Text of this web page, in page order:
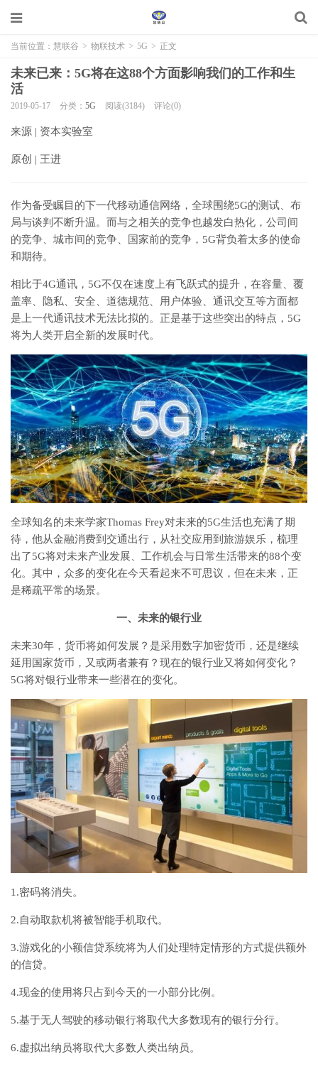
当前位置： 慧联谷 > 物联技术 > 5G > 正文
未来已来：5G将在这88个方面影响我们的工作和生
活
2019-05-17 分类： 5G 阅读(3184) 评论(0)
来源 | 资本实验室
原创 | 王进
作为备受瞩目的下一代移动通信网络，全球围绕5G的测试、布
局与谈判不断升温。而与之相关的竞争也越发白热化，公司间
的竞争、城市间的竞争、国家前的竞争，5G背负着太多的使命
和期待。
相比于4G通讯，5G不仅在速度上有飞跃式的提升，在容量、覆
盖率、隐私、安全、道德规范、用户体验、通讯交互等方面都
是上一代通讯技术无法比拟的。正是基于这些突出的特点，5G
将为人类开启全新的发展时代。
全球知名的未来学家Thomas Frey对未来的5G生活也充满了期
待，他从金融消费到交通出行，从社交应用到旅游娱乐，梳理
出了5G将对未来产业发展、工作机会与日常生活带来的88个变
化。其中，众多的变化在今天看起来不可思议，但在未来，正
是稀疏平常的场景。
一、未来的银行业
未来30年，货币将如何发展？是采用数字加密货币，还是继续
延用国家货币，又或两者兼有？现在的银行业又将如何变化？
5G将对银行业带来一些潜在的变化。
1.密码将消失。
2.自动取款机将被智能手机取代。
3.游戏化的小额信贷系统将为人们处理特定情形的方式提供额外
的信贷。
4.现金的使用将只占到今天的一小部分比例。
5.基于无人驾驶的移动银行将取代大多数现有的银行分行。
6.虚拟出纳员将取代大多数人类出纳员。